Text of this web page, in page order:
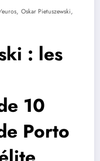
, Oskar Pietuszewski,
: les
10
Porto